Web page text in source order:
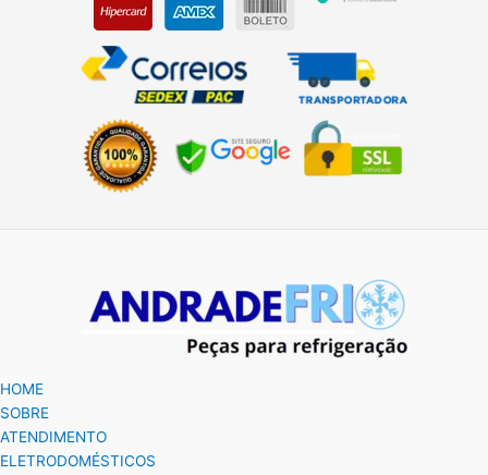
HOME
SOBRE
ATENDIMENTO
ELETRODOMÉSTICOS